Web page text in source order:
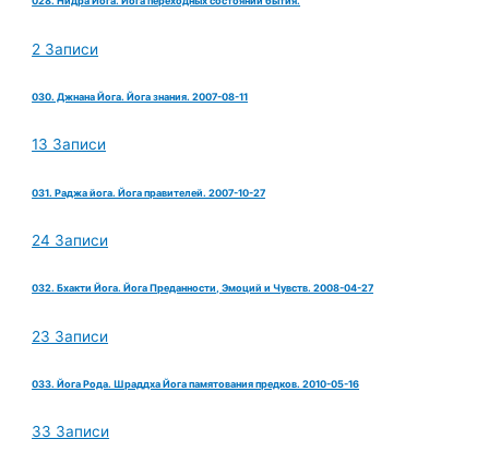
2 Записи
030. Джнана Йога. Йога знания. 2007-08-11
13 Записи
031. Раджа йога. Йога правителей. 2007-10-27
24 Записи
032. Бхакти Йога. Йога Преданности, Эмоций и Чувств. 2008-04-27
23 Записи
033. Йога Рода. Шраддха Йога памятования предков. 2010-05-16
33 Записи